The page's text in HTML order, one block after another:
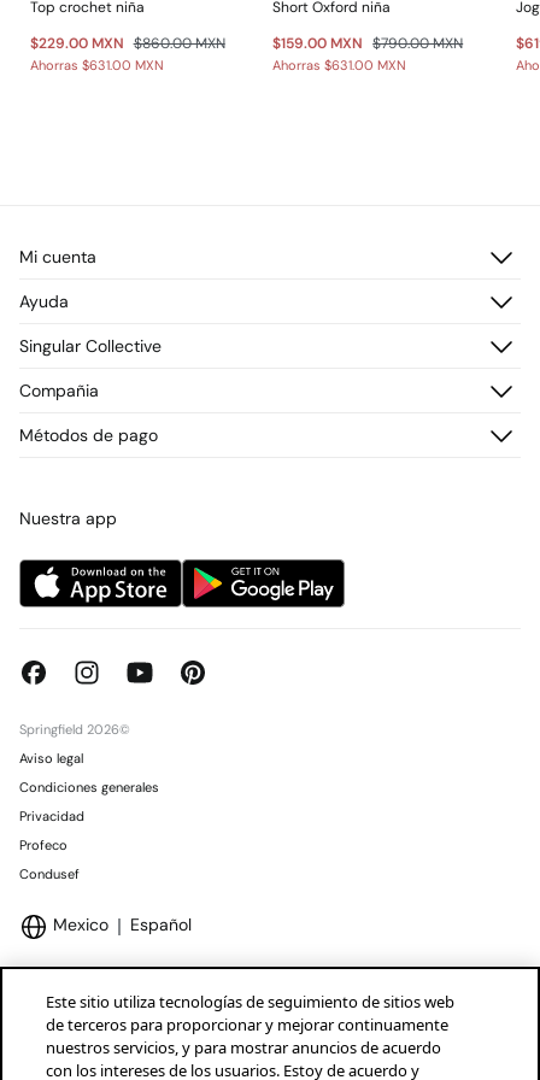
Top crochet niña
$229.00 MXN $860.00 MXN
Ahorras $631.00 MXN
Short Oxford niña
$159.00 MXN $790.00 MXN
Ahorras$631.00 MXN
Mi cuenta
Registrarme
Direcciones de envío
Ayuda
Preguntas frecuentes
Envío
Promociones vigentes
Singular Collective
¡Únete!
Compañia
Tiendas
Métodos de pago
Nuestra app
Springfield 2026©
Aviso legal
Condiciones generales
Privacidad
Profeco
Condusef
Mexico Español
Marcas Tendam
Este sitio utiliza tecnologías de seguimiento de sitios web
de terceros para proporcionar y mejorar continuamente
nuestros servicios, y para mostrar anuncios de acuerdo
con los intereses de los usuarios. Estoy de acuerdo y